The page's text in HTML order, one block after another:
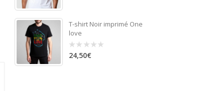
T-shirt Noir imprimé One
love
0
out
24,50€